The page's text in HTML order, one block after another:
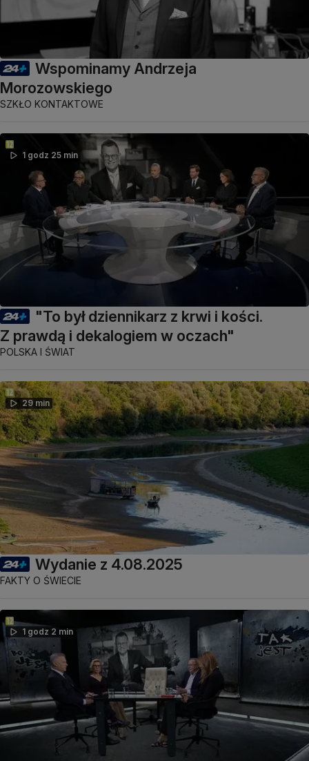
Wspominamy Andrzeja
Morozowskiego
SZKŁO KONTAKTOWE
1 godz 25 min
"To był dziennikarz z krwi i kości.
Z prawdą i dekalogiem w oczach"
POLSKA I ŚWIAT
29 min
Wydanie z 4.08.2025
FAKTY O ŚWIECIE
1 godz 2 min